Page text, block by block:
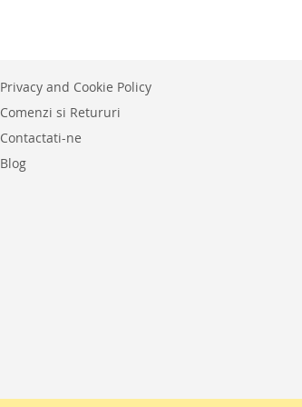
DORINTE
Privacy and Cookie Policy
Comenzi si Retururi
Contactati-ne
Blog